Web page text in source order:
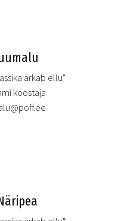
ärkab ellu"
koostaja